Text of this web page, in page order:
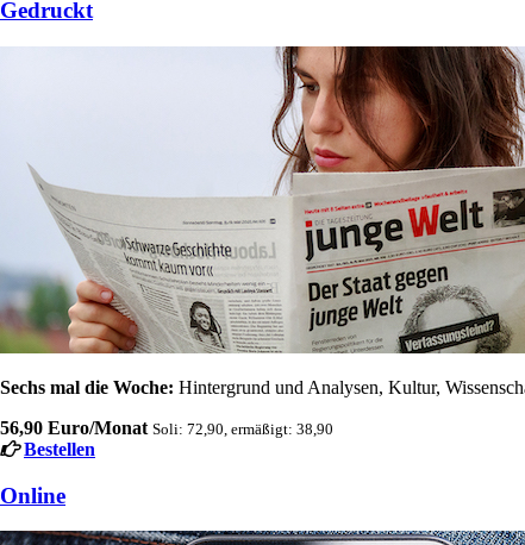
Gedruckt
Sechs mal die Woche: Hintergrund und Analysen, Kultur,
56,90 Euro/Monat Soli: 72,90, ermäßigt: 38,90
Bestellen
Online